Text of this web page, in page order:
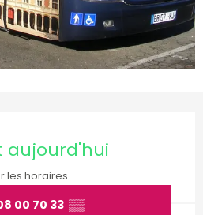
aujourd'hui
les horaires
00 70 33 ▒▒